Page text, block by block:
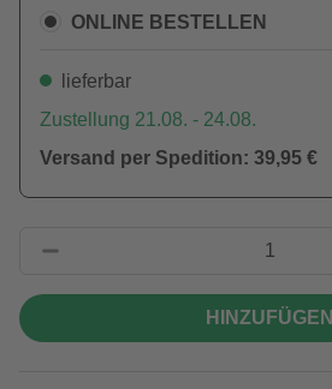
ONLINE BESTELLEN
lieferbar
Zustellung 21.08. - 24.08.
Versand per Spedition: 39,95 €
HINZUFÜGEN